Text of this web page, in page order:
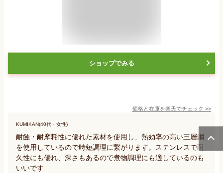
ショップでみる
価格と在庫を楽天でチェック >>
KUMIKAN(40代・女性)
耐蝕・耐摩耗性に優れた素材を使用し、熱効率の高い三層鋼
を使用しているので時短調理に繋がります。ステンレスで耐
久性にも優れ、深さもあるので煮物調理にも適しているのも
いいです